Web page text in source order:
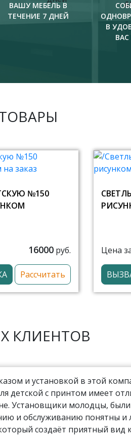
ВАШУ МЕБЕЛЬ В
ТЕЧЕНИЕ 7 ДНЕЙ
В
№150
16000 руб.
Рассчитать
Цена
КЛИЕНТОВ
и установкой в этой
детской с принтом имеет
Установщики молодцы,
и обслуживанию понятны и
создаёт приятный вид